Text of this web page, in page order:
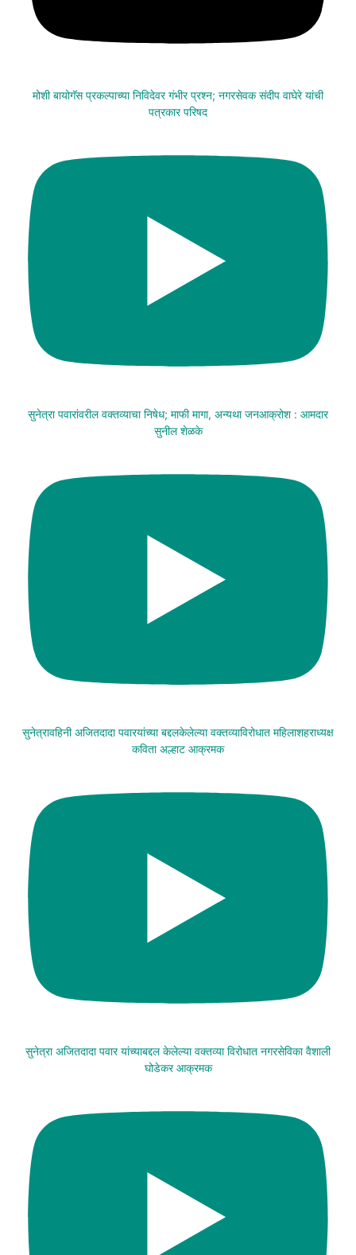
मोशी बायोगॅस प्रकल्पाच्या निविदेवर गंभीर प्रश्न; नगरसेवक संदीप वाघेरे यांची
पत्रकार परिषद
सुनेत्रा पवारांवरील वक्तव्याचा निषेध; माफी मागा, अन्यथा जनआक्रोश : आमदार
सुनील शेळके
सुनेत्रावहिनी अजितदादा पवारयांच्या बद्दलकेलेल्या वक्तव्याविरोधात महिलाशहराध्यक्ष
कविता अल्हाट आक्रमक
सुनेत्रा अजितदादा पवार यांच्याबद्दल केलेल्या वक्तव्या विरोधात नगरसेविका वैशाली
घोडेकर आक्रमक